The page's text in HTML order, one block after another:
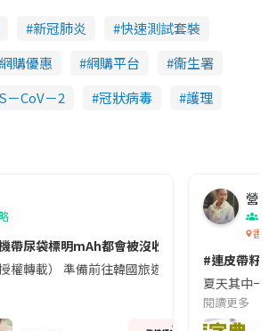
新冠肺炎
快速測試套裝
網購優惠 網購平台
衞生署
－CoV－2 冠狀病毒 護理
帶尿袋標明mAh都會被沒收😱出發前切記檢查
授權轉載） 準備前往韓國旅遊的民眾，近期要
營養
香港
#連皮帶籽
夏天其中一
閱讀更多